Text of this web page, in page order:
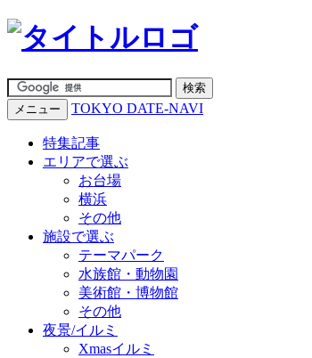
メニュー TOKYO DATE-NAVI
特集記事
エリアで選ぶ
お台場
横浜
その他
施設で選ぶ
テーマパーク
水族館・動物園
美術館・博物館
その他
夜景/イルミ
Xmasイルミ